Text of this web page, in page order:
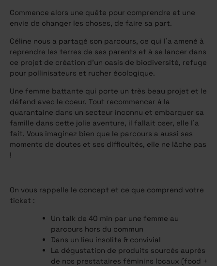
Commence alors une quête pour comprendre et une
envie de changer les choses, de faire sa part.
Céline nous a partagé son parcours, ce qui l’a amené à
reprendre les terres de ses parents et à se lancer dans
ce projet de création d’un oasis de biodiversité, refuge
pour pollinisateurs et rucher écologique.
Une femme battante qui porte un très beau projet et le
défend avec le coeur. Tout recommencer à la
quarantaine dans un secteur inconnu et embarquer sa
famille dans cette jolie aventure, il fallait oser, elle l’a
fait. Vous imaginez bien que le parcours a aussi ses
moments de doutes et ses difficultés, elle ne lâche pas
!
On vous rappelle le concept et ce que comprend votre
ticket :
Un talk de 40 min par une femme au
parcours hors du commun
Dans un lieu insolite & convivial
La dégustation de produits sourcés auprès
de nos prestataires féminins locaux (food +